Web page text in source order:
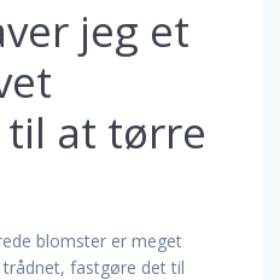
jeg et
at tørre
blomster er meget
fastgøre det til